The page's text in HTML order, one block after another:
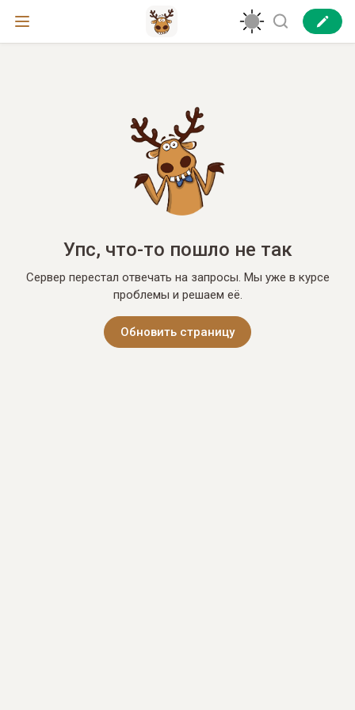
Упс, что-то пошло не так
Сервер перестал отвечать на запросы. Мы уже в курсе
проблемы и решаем её.
Обновить страницу